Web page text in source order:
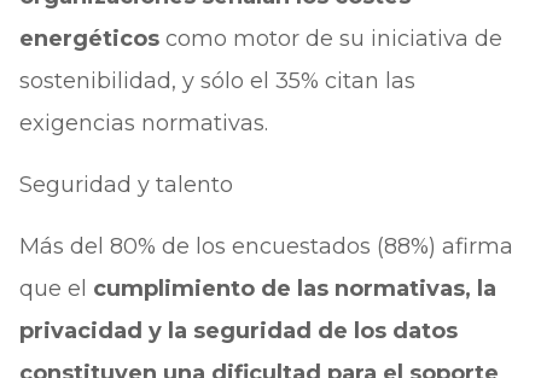
energéticos como motor de su iniciativa de
sostenibilidad, y sólo el 35% citan las
exigencias normativas.
Seguridad y talento
Más del 80% de los encuestados (88%) afirma
que el cumplimiento de las normativas, la
privacidad y la seguridad de los datos